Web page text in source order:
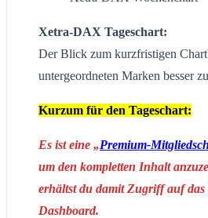
Xetra-DAX Tageschart:
Der Blick zum kurzfristigen
untergeordneten Marken besser
Kurzum für den Tageschart:
Es ist eine „Premium-
um den kompletten Inhalt
erhältst du damit Zugriff auf
Dashboard.